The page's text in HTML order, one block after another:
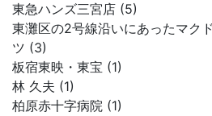
東急ハンズ三宮店 (5)
東灘区の2号線沿いにあったマク
ツ (3)
板宿東映・東宝 (1)
林 久夫 (1)
柏原赤十字病院 (1)